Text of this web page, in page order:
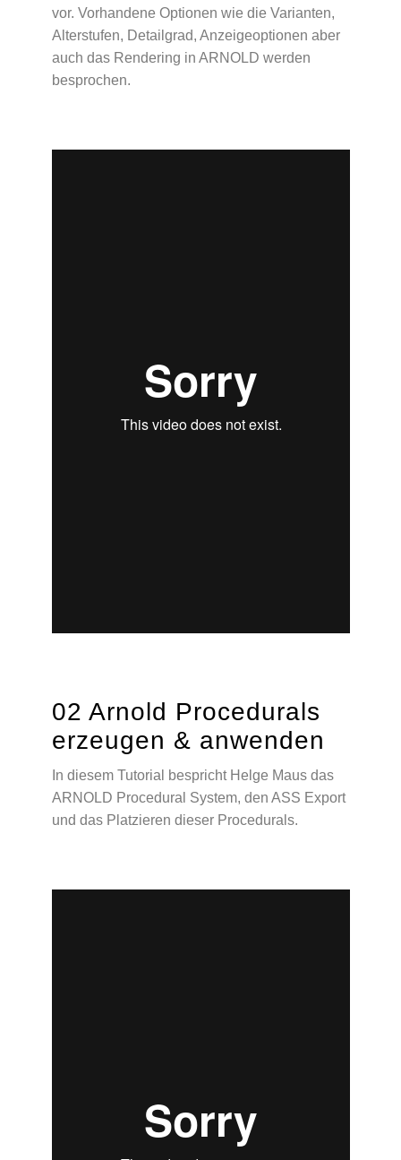
vor. Vorhandene Optionen wie die Varianten,
Alterstufen, Detailgrad, Anzeigeoptionen aber
auch das Rendering in ARNOLD werden
besprochen.
02 Arnold Procedurals
erzeugen & anwenden
In diesem Tutorial bespricht Helge Maus das
ARNOLD Procedural System, den ASS Export
und das Platzieren dieser Procedurals.